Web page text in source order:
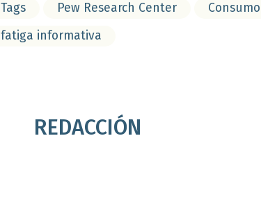
Tags Pew Research Center
fatiga informativa
REDACCIÓN